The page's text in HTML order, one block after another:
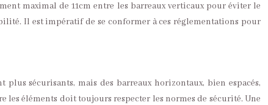
maximal de 11cm entre les barreaux verticaux pour éviter le
Il est impératif de se conformer à ces réglementations pour
sécurisants, mais des barreaux horizontaux, bien espacés,
éléments doit toujours respecter les normes de sécurité. Une